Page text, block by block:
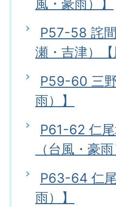
風・豪雨）】
P57-58 詫
瀬・吉津）
P59-60 三
雨）】
P61-62 仁
（台風・豪雨
P63-64 仁
雨）】